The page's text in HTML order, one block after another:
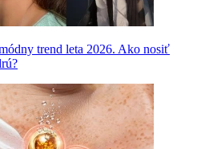
trend leta 2026. Ako nosiť